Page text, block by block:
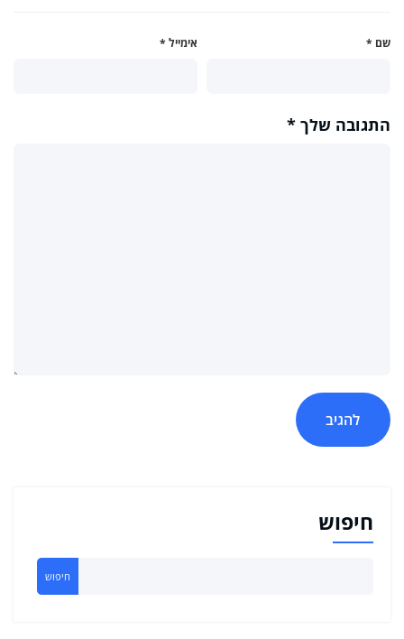
שם * אימייל *
התגובה שלך *
חיפוש
חיפוש